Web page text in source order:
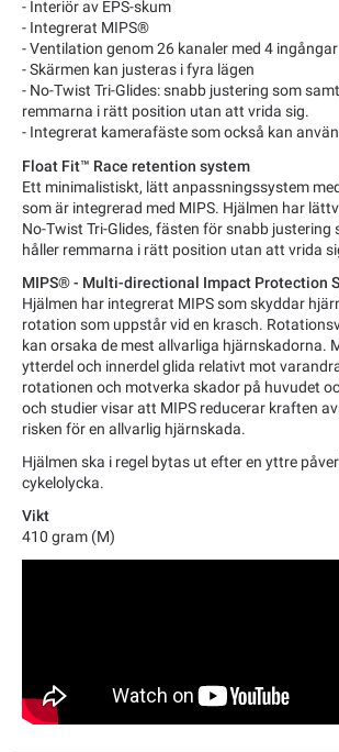
- Interiör av EPS-skum
- Integrerat MIPS®
- Ventilation genom 26 kanaler med 4 ingångar
- Skärmen kan justeras i fyra lägen
- No-Twist Tri-Glides: snabb justering som
remmarna i rätt position utan att vrida sig.
- Integrerat kamerafäste som också kan
Float Fit™ Race retention system
Ett minimalistiskt, lätt anpassningssystem
som är integrerad med MIPS. Hjälmen har
No-Twist Tri-Glides, fästen för snabb justering
håller remmarna i rätt position utan att vrida
MIPS® - Multi-directional Impact Protection
Hjälmen har integrerat MIPS som skyddar
rotation som uppstår vid en krasch.
kan orsaka de mest allvarliga hjärnskadorna.
ytterdel och innerdel glida relativt mot
rotationen och motverka skador på huvudet
och studier visar att MIPS reducerar kraften
risken för en allvarlig hjärnskada.
Hjälmen ska i regel bytas ut efter en yttre
cykelolycka.
Vikt
410 gram (M)